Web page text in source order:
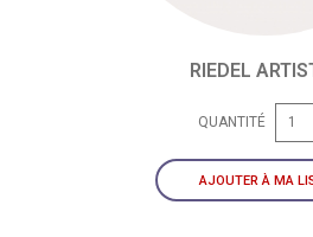
RIEDEL
QUANTITÉ
AJOUTER À MA